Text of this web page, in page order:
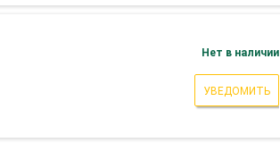
Нет в наличии
УВЕДОМИТЬ